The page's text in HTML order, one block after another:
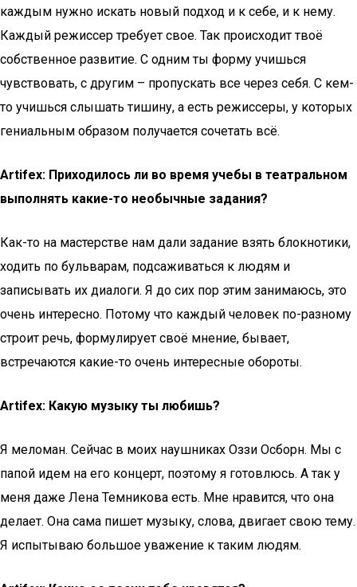
каждым нужно искать новый подход и к себе, и к нему.
Каждый режиссер требует свое. Так происходит твоё
собственное развитие. С одним ты форму учишься
чувствовать, с другим – пропускать все через себя. С кем-
то учишься слышать тишину, а есть режиссеры, у которых
гениальным образом получается сочетать всё.
Artifex: Приходилось ли во время учебы в театральном
выполнять какие-то необычные задания?
Как-то на мастерстве нам дали задание взять блокнотики,
ходить по бульварам, подсаживаться к людям и
записывать их диалоги. Я до сих пор этим занимаюсь, это
очень интересно. Потому что каждый человек по-разному
строит речь, формулирует своё мнение, бывает,
встречаются какие-то очень интересные обороты.
Artifex: Какую музыку ты любишь?
Я меломан. Сейчас в моих наушниках Оззи Осборн. Мы с
папой идем на его концерт, поэтому я готовлюсь. А так у
меня даже Лена Темникова есть. Мне нравится, что она
делает. Она сама пишет музыку, слова, двигает свою тему.
Я испытываю большое уважение к таким людям.